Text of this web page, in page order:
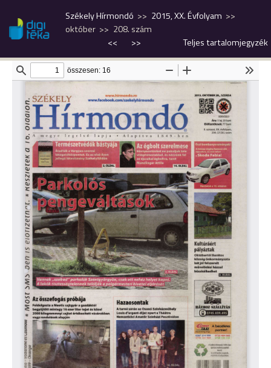
Székely Hírmondó
2015, XX. Évfolyam
október
208. szám
<<
>> Teljes tartalomjegyzék